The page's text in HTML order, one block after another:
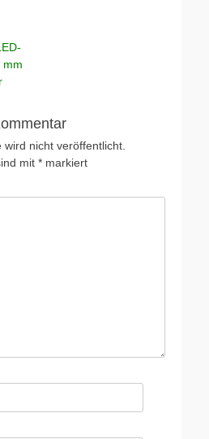
mm
nicht veröffentlicht.
mit * markiert